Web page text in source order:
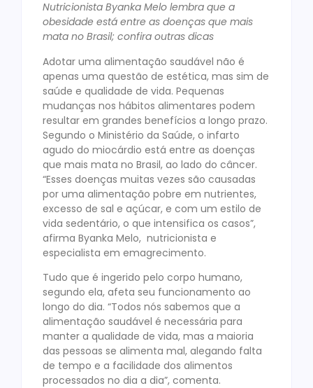
Nutricionista Byanka Melo lembra que a
obesidade está entre as doenças que mais
mata no Brasil; confira outras dicas
Adotar uma alimentação saudável não é
apenas uma questão de estética, mas sim de
saúde e qualidade de vida. Pequenas
mudanças nos hábitos alimentares podem
resultar em grandes benefícios a longo prazo.
Segundo o Ministério da Saúde, o infarto
agudo do miocárdio está entre as doenças
que mais mata no Brasil, ao lado do câncer.
“Esses doenças muitas vezes são causadas
por uma alimentação pobre em nutrientes,
excesso de sal e açúcar, e com um estilo de
vida sedentário, o que intensifica os casos”,
afirma Byanka Melo, nutricionista e
especialista em emagrecimento.
Tudo que é ingerido pelo corpo humano,
segundo ela, afeta seu funcionamento ao
longo do dia. “Todos nós sabemos que a
alimentação saudável é necessária para
manter a qualidade de vida, mas a maioria
das pessoas se alimenta mal, alegando falta
de tempo e a facilidade dos alimentos
processados no dia a dia”, comenta.